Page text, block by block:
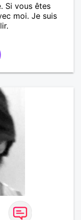
Si vous êtes
moi. Je suis